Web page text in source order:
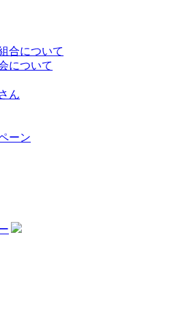
合について
について
ん
ーン